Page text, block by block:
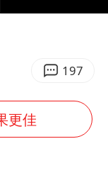
郑国霖回应去景区上班被保安拦下
197
更佳